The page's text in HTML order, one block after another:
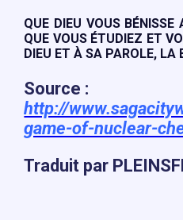
QUE DIEU VOUS BÉNISSE
QUE VOUS ÉTUDIEZ ET
DIEU ET À SA PAROLE, LA
Source :
http://
game-of-nuclear-
Traduit par